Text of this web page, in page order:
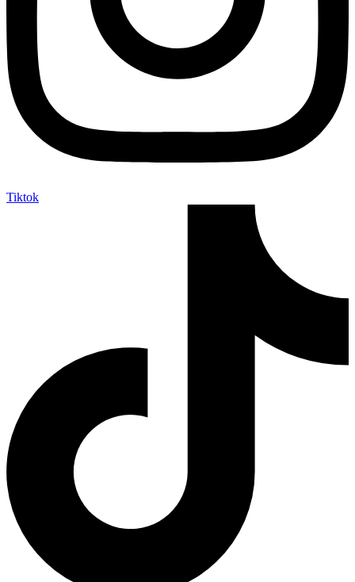
Tiktok